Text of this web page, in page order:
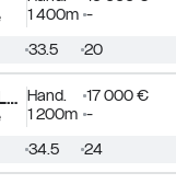
1 400m -
33.5 20
Bouscat
Hand.
17 000 €
1 200m -
34.5 24